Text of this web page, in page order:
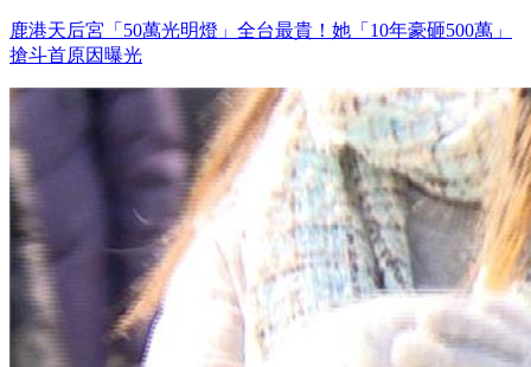
鹿港天后宮「50萬光明燈」全台最貴！她「10年豪砸500萬」
搶斗首原因曝光